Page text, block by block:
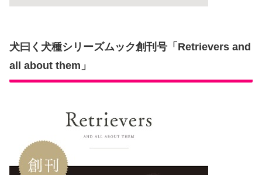
犬曰く犬種シリーズムック創刊号「Retrievers and
all about them」